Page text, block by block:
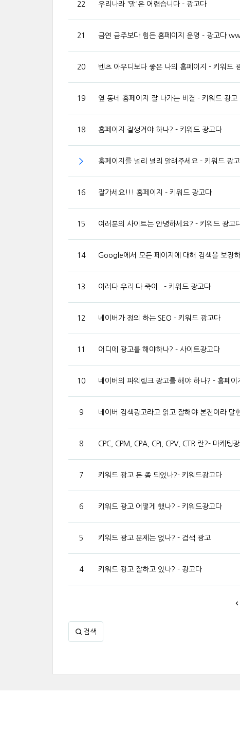
22 우리나라 '말'은 어렵습니다 - 광고다
21 금연 금주보다 힘든 홈페이지 운영 - 광고다
20 벤츠 아우디보다 좋은 나의 홈페이지 - 키워드
19 옆 동네 홈페이지 잘 나가는 비결 - 키워드 광고
18 홈페이지 잘생겨야 하나? - 키워드 광고다
홈페이지를 널리 널리 알려주세요 - 키워드 광
16 잘가세요!!! 홈페이지 - 키워드 광고다
15 여러분의 사이트는 안녕하세요? - 키워드 광고
14 Google에서 모든 페이지에 대해 검색을 보장
13 이러다 우리 다 죽어...- 키워드 광고다
12 네이버가 정의 하는 SEO - 키워드 광고다
11 어디에 광고를 해야하나? - 사이트광고다
10 네이버의 파워링크 광고를 해야 하나? - 홈페이
9 네이버 검색광고라고 읽고 잘해야 본전이라 말
8 CPC, CPM, CPA, CPI, CPV, CTR 란?- 마케팅
7 키워드 광고 돈 좀 되었나?- 키워드광고다
6 키워드 광고 어떻게 했나? - 키워드광고다
5 키워드 광고 문제는 없나? - 검색 광고
4 키워드 광고 잘하고 있나? - 광고다
검색